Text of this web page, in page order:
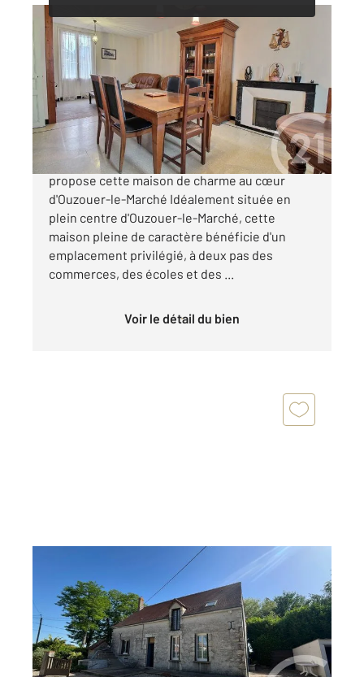
BEAUCE LA ROMAINE 41
117,89 m2
Ref : 6629
Maison à vendre
139 800 €
CENTURY 21 GIRAULT IMMOBILIER vous
propose cette maison de charme au cœur
d'Ouzouer-le-Marché Idéalement située en
plein centre d'Ouzouer-le-Marché, cette
maison pleine de caractère bénéficie d'un
emplacement privilégié, à deux pas des
commerces, des écoles et des ...
Voir le détail du bien
BEAUCE LA ROMAINE 41
121,73 m , 5 pièces
Ref : 6158
Maison à vendre
150 000 €